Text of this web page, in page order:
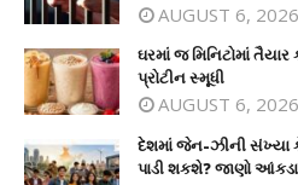
AUGUST 6, 2026
ઘરમાં જ મિનિટોમાં
પ્રોટીન સ્મૂધી
AUGUST 6, 2026
દેશમાં જેન-ઝીની સંખ્યા
પાડી શકશે? જાણો આંકડા